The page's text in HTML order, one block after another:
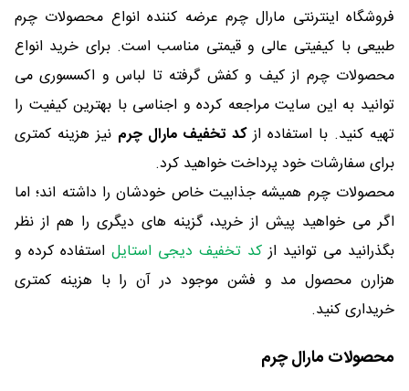
فروشگاه اینترنتی مارال چرم عرضه کننده انواع محصولات چرم
طبیعی با کیفیتی عالی و قیمتی مناسب است. برای خرید انواع
محصولات چرم از کیف و کفش گرفته تا لباس و اکسسوری می
توانید به این سایت مراجعه کرده و اجناسی با بهترین کیفیت را
تهیه کنید. با استفاده ازکد تخفیف مارال چرم نیز هزینه کمتری
برای سفارشات خود پرداخت خواهید کرد.
محصولات چرم همیشه جذابیت خاص خودشان را داشته اند؛ اما
اگر می خواهید پیش از خرید، گزینه های دیگری را هم از نظر
بگذرانید می توانید از کد تخفيف دیجی استایل استفاده کرده و
هزارن محصول مد و فشن موجود در آن را با هزینه کمتری
خریداری کنید.
محصولات مارال چرم